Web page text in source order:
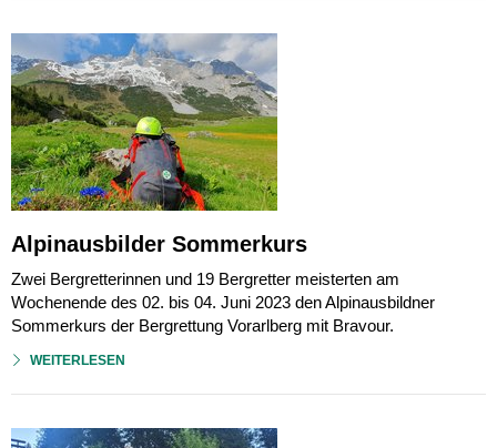
Alpinausbilder Sommerkurs
Zwei Bergretterinnen und 19 Bergretter meisterten am
Wochenende des 02. bis 04. Juni 2023 den Alpinausbildner
Sommerkurs der Bergrettung Vorarlberg mit Bravour.
WEITERLESEN